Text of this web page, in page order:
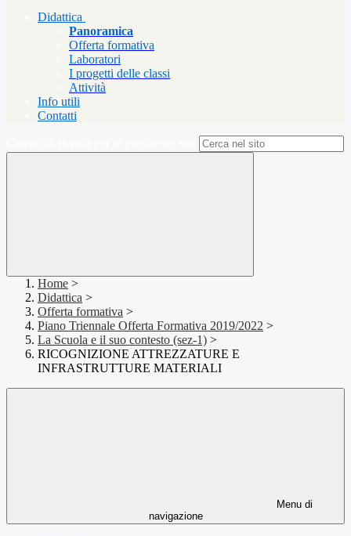
Didattica
Panoramica
Offerta formativa
Laboratori
I progetti delle classi
Attività
Info utili
Contatti
Home >
Didattica >
Offerta formativa >
Piano Triennale Offerta Formativa 2019/2022 >
La Scuola e il suo contesto (sez-1) >
RICOGNIZIONE ATTREZZATURE E
INFRASTRUTTURE MATERIALI
Menu di
navigazione